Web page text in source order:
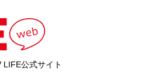
公式サイト